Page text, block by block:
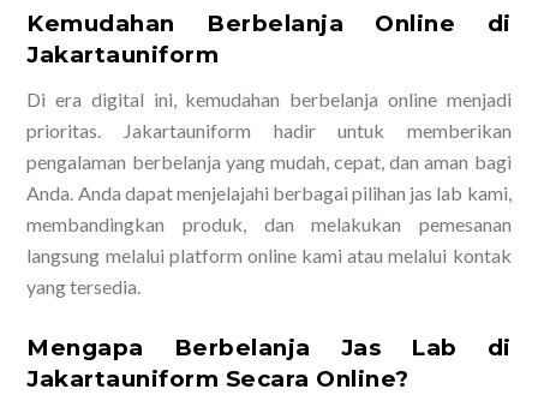
Kemudahan Berbelanja Online di
Jakartauniform
Di era digital ini, kemudahan berbelanja online menjadi
prioritas. Jakartauniform hadir untuk memberikan
pengalaman berbelanja yang mudah, cepat, dan aman bagi
Anda. Anda dapat menjelajahi berbagai pilihan jas lab kami,
membandingkan produk, dan melakukan pemesanan
langsung melalui platform online kami atau melalui kontak
yang tersedia.
Mengapa Berbelanja Jas Lab di
Jakartauniform Secara Online?